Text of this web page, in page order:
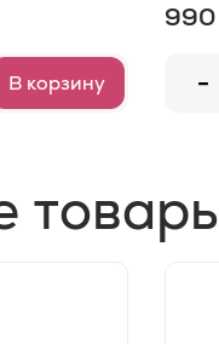
В корзину -